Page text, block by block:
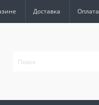
Доставка Оплата